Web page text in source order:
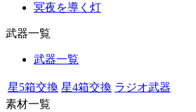
冥夜を導く灯
武器一覧
武器一覧
星5箱交換 星4箱交換 ラジオ武器
素材一覧